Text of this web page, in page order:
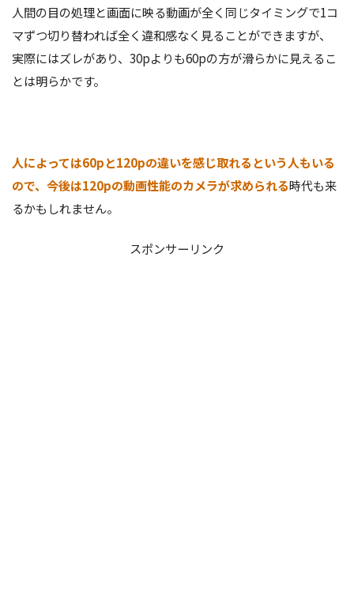
人間の目の処理と画面に映る動画が全く同じタイミングで1コ
マずつ切り替われば全く違和感なく見ることができますが、
実際にはズレがあり、30pよりも60pの方が滑らかに見えるこ
とは明らかです。
人によっては60pと120pの違いを感じ取れるという人もいる
ので、今後は120pの動画性能のカメラが求められる時代も来
るかもしれません。
スポンサーリンク